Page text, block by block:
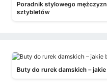
Poradnik stylowego
sztybletów
Buty do rurek damskich –